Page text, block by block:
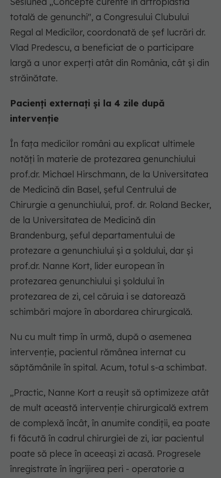
totală de genunchi", a Congresului Clubului
Regal al Medicilor, coordonată de șef lucrări dr.
Vlad Predescu, a beneficiat de o participare
largă a unor experți atât din România, cât și din
străinătate.
Pacienți externați și la 4 zile după
intervenție
În fața medicilor români au explicat ultimele
notăți în materie de protezarea genunchiului
prof.dr. Michael Hirschmann, de la Universitatea
de Medicină din Basel, șeful Centrului de
Chirurgie a genunchiului, prof. dr. Roland Becker,
de la Universitatea de Medicină din
Brandenburg, șeful departamentului de
protezare a genunchiului și a șoldului, dar și
prof.dr. Nanne Kort, lider european în
protezarea genunchiului și șoldului în
protezarea de zi, cel căruia i se datorează
schimbări majore în abordarea chirurgicală.
Nu cu mult timp în urmă, după o asemenea
intervenție, pacientul rămânea internat cu
săptămânile în spital. Acum, totul s-a schimbat.
„Practic, Nanne Kort a reușit să optimizeze atât
de mult această intervenție chirurgicală extrem
de complexă încât, în anumite condiții, ea poate
fi făcută în cadrul chirurgiei de zi, iar pacientul
poate să plece în aceeași zi acasă. Progresele
înregistrate în îngrijirea peri - operatorie a